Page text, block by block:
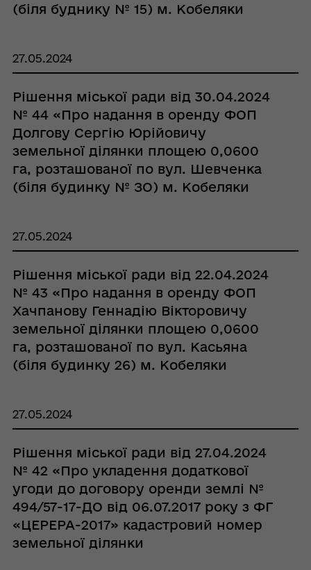
(біля буднику № 15) м. Кобеляки
27.05.2024
Рішення міської ради від 30.04.2024
№ 44 «Про надання в оренду ФОП
Долгову Сергію Юрійовичу
земельної ділянки площею 0,0600
га, розташованої по вул. Шевченка
(біля будинку № ЗО) м. Кобеляки
27.05.2024
Рішення міської ради від 22.04.2024
№ 43 «Про надання в оренду ФОП
Хачпанову Геннадію Вікторовичу
земельної ділянки площею 0,0600
га, розташованої по вул. Касьяна
(біля будинку 26) м. Кобеляки
27.05.2024
Рішення міської ради від 27.04.2024
№ 42 «Про укладення додаткової
угоди до договору оренди землі №
494/57-17-ДО від 06.07.2017 року з ФГ
«ЦЕРЕРА-2017» кадастровий номер
земельної ділянки